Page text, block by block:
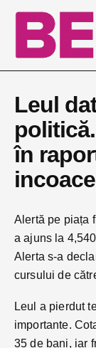
Leul
în
incoace
Alertă pe piața
a ajuns la
Alerta s-a
cursului de
Leul a pierdut
importante.
35 de bani, iar